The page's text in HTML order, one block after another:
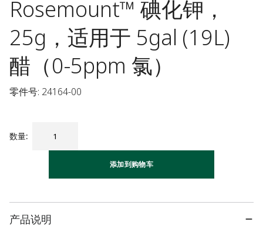
Rosemount™ 碘化钾，
25g，适用于 5gal (19L)
醋（0-5ppm 氯）
零件号: 24164-00
数量:
添加到购物车
产品说明